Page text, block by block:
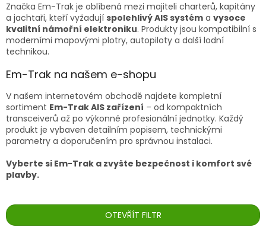
Značka Em-Trak je oblíbená mezi majiteli charterů, kapitány
a jachtaři, kteří vyžadují spolehlivý AIS systém a vysoce
kvalitní námořní elektroniku. Produkty jsou kompatibilní s
moderními mapovými plotry, autopiloty a další lodní
technikou.
Em-Trak na našem e-shopu
V našem internetovém obchodě najdete kompletní
sortiment Em-Trak AIS zařízení – od kompaktních
transceiverů až po výkonné profesionální jednotky. Každý
produkt je vybaven detailním popisem, technickými
parametry a doporučením pro správnou instalaci.
Vyberte si Em-Trak a zvyšte bezpečnost i komfort své
plavby.
OTEVŘÍT FILTR